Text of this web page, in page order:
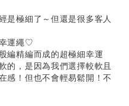
是極細了～但還是很多客人
運繩♡
編精編而成的超極細幸運
的，是因為我們選擇較軟且
感！但也不會輕易鬆開！不